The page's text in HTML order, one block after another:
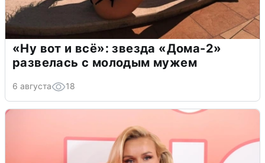
«Ну вот и всё»: звезда «Дома-2»
развелась с молодым мужем
6 августа 18